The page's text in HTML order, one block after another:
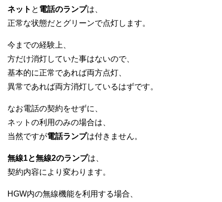
ネット と 電話のランプは、
正常な状態だとグリーンで点灯します。
今までの経験上、
方だけ消灯していた事はないので、
基本的に正常であれば両方点灯、
異常であれば両方消灯しているはずです。
なお電話の契約をせずに、
ネットの利用のみの場合は、
当然ですが電話ランプは付きません。
無線1と無線2のランプは、
契約内容により変わります。
HGW内の無線機能を利用する場合、